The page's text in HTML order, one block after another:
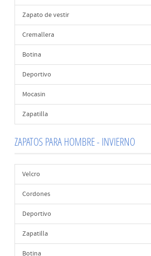
Zapato de vestir
Cremallera
Botina
Deportivo
Mocasin
Zapatilla
ZAPATOS PARA HOMBRE - INVIERNO
Velcro
Cordones
Deportivo
Zapatilla
Botina